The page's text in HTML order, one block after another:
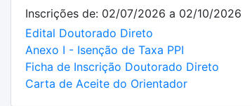
Inscrições de: 02/07/2026 a 02/10/2026
Edital Doutorado Direto
Anexo I - Isenção de Taxa PPI
Ficha de Inscrição Doutorado Direto
Carta de Aceite do Orientador